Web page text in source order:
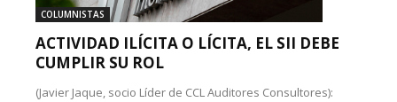
COLUMNISTAS
ACTIVIDAD ILÍCITA O LÍCITA, EL SII DEBE
CUMPLIR SU ROL
(Javier Jaque, socio Líder de CCL Auditores Consultores):